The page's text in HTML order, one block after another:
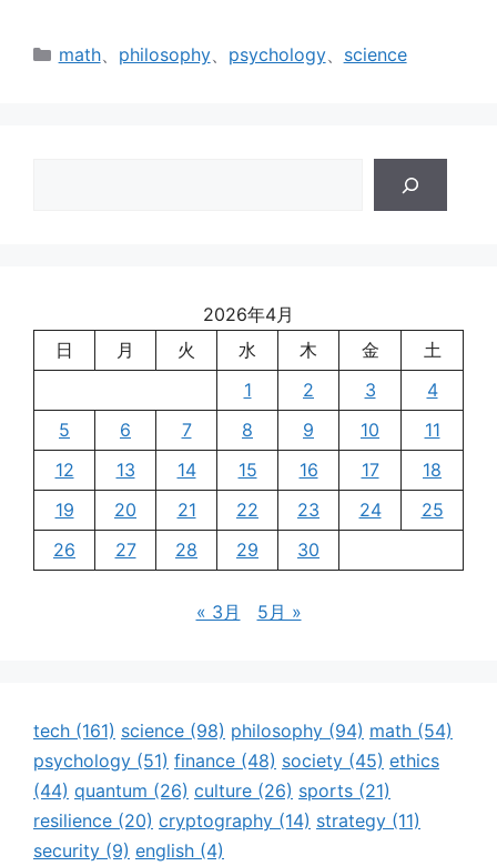
カ
math、 philosophy、 psychology、 science
2026年4月
日
月 火 水 木 金
土
1
2 3
4
5
6 7 8 9 10
11
12
13 14 15 16 17
18
19
20 21 22 23 24
25
26
27 28 29 30
« 3月 5月 »
tech (161) science (98) philosophy (94) math (54)
psychology (51) finance (48) society (45) ethics
(44) quantum (26) culture (26) sports (21)
resilience (20) cryptography (14) strategy (11)
security (9) english (4)